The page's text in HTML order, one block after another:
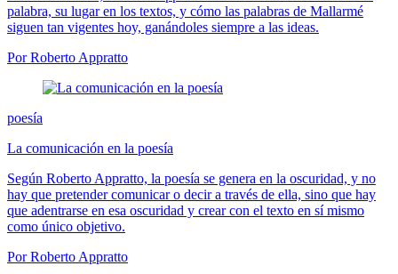
palabra, su lugar en los textos, y cómo las palabras de Mallarmé
siguen tan vigentes hoy, ganándoles siempre a las ideas.
Por Roberto Appratto
poesía
La comunicación en la poesía
Según Roberto Appratto, la poesía se genera en la oscuridad, y no
hay que pretender comunicar o decir a través de ella, sino que hay
que adentrarse en esa oscuridad y crear con el texto en sí mismo
como único objetivo.
Por Roberto Appratto